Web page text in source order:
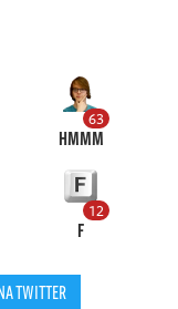
63
HMMM
12
F
TWITTER